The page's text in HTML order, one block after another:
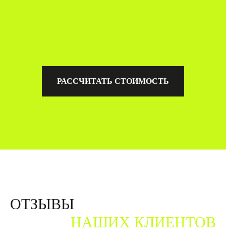
РАССЧИТАТЬ СТОИМОСТЬ
ОТЗЫВЫ
НАШИХ КЛИЕНТОВ